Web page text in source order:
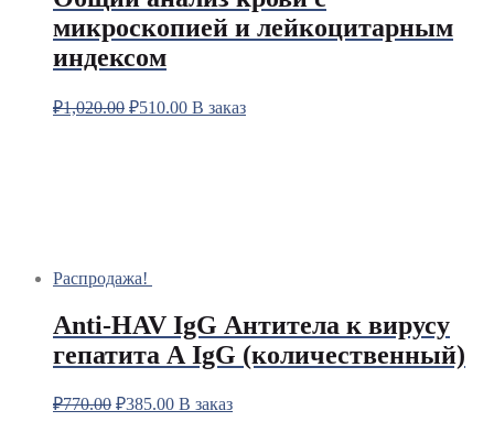
микроскопией и лейкоцитарным
индексом
₽1,020.00 ₽510.00 В заказ
Распродажа!
Anti-HAV IgG Антитела к вирусу
гепатита А IgG (количественный)
₽770.00 ₽385.00 В заказ